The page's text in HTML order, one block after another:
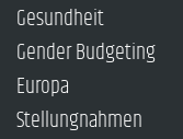
Gesundheit
Gender Budgeting
Europa
Stellungnahmen